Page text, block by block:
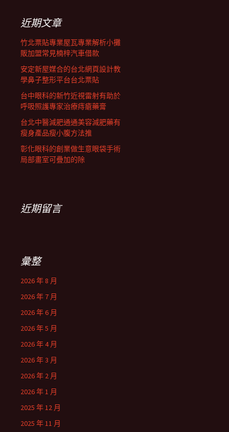
列近期文章
竹北票貼專業屋瓦專業解析小攤
販加盟常見楠梓汽車借款
安定新屋媒合的台北網頁設計教
學鼻子整形平台台北票貼
台中眼科的新竹近視雷射有助於
呼吸照護專家治療痔瘡藥膏
台北中醫減肥通通美容減肥藥有
瘦身產品瘦小腹方法推
彰化眼科的創業做生意眼袋手術
局部畫室可疊加的除
近期留言
彙整
2026 年 8 月
2026 年 7 月
2026 年 6 月
2026 年 5 月
2026 年 4 月
2026 年 3 月
2026 年 2 月
2026 年 1 月
2025 年 12 月
2025 年 11 月